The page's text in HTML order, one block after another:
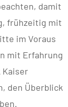
damit
frühzeitig mit
im Voraus
mit Erfahrung
Kaiser
den Überblick